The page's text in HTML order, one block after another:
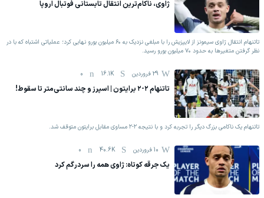
ژاوی، ناکام‌ترین انتقال تابستانی فوتبال اروپا
تاتنهام انتقال ژاوی سیمونز از لایپزیش را با مبلغی نزدیک به ۶۰ میلیون یورو نهایی کرد؛ عملیاتی اشتباه که با در
نظر گرفتن متغیرها به حدود ۷۰ میلیون یورو رسید.
29 فروردين 16.1K
0
تاتنهام ۲-۲ برایتون | اسپرز و چند سانتی‌متر تا سقوط!
تاتنهام یک ناکامی بزرگ دیگر را تجربه کرد و با نتیجه ۲-۲ مساوی مقابل برایتون متوقف شد.
10 فروردين 40.6K
0
یک جرقه کوتاه: ژاوی همه را سردرگم کرد